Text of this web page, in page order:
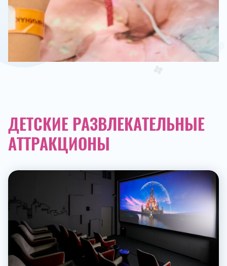
ДЕТСКИЕ РАЗВЛЕКАТЕЛЬНЫЕ
АТТРАКЦИОНЫ